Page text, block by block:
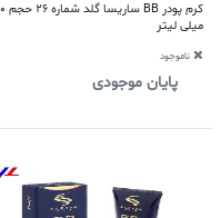
کرم پودر BB ساریسا گلد شماره 26 حجم 40
میلی لیتر
ناموجود
پایان موجودی